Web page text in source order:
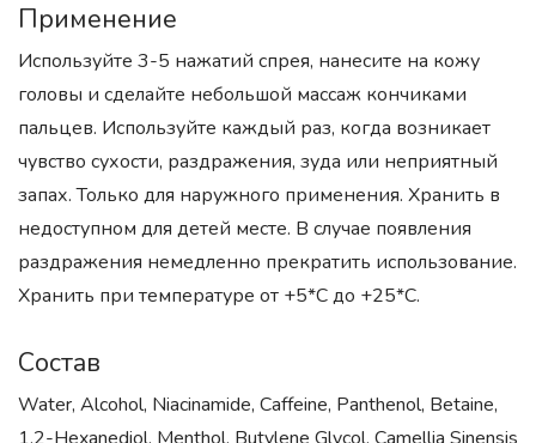
Применение
Используйте 3-5 нажатий спрея, нанесите на кожу
головы и сделайте небольшой массаж кончиками
пальцев. Используйте каждый раз, когда возникает
чувство сухости, раздражения, зуда или неприятный
запах. Только для наружного применения. Хранить в
недоступном для детей месте. В случае появления
раздражения немедленно прекратить использование.
Хранить при температуре от +5*С до +25*С.
Состав
Water, Alcohol, Niacinamide, Caffeine, Panthenol, Betaine,